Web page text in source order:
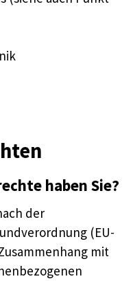
haben Sie?
der
(EU-
mit